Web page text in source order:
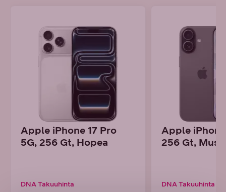
Apple iPhone 17 Pro
5G, 256 Gt, Hopea
DNA Takuuhinta
Apple iPhone
256 Gt,
DNA Takuuhinta